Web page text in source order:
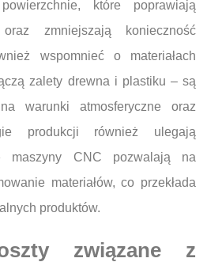
które poprawiają
zmniejszają konieczność
wspomnieć o materiałach
zalety drewna i plastiku – są
warunki atmosferyczne oraz
produkcji również ulegają
maszyny CNC pozwalają na
materiałów, co przekłada
produktów.
związane z